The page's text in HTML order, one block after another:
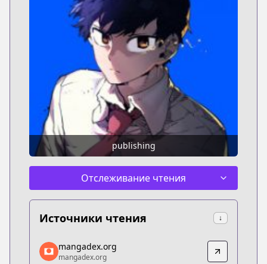
publishing
Отслеживание чтения
Источники чтения ↓
mangadex.org
mangadex.org
mangadex.org
mangadex.org